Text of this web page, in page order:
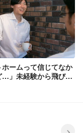
ホームって信じてなか
…」未経験から飛び込